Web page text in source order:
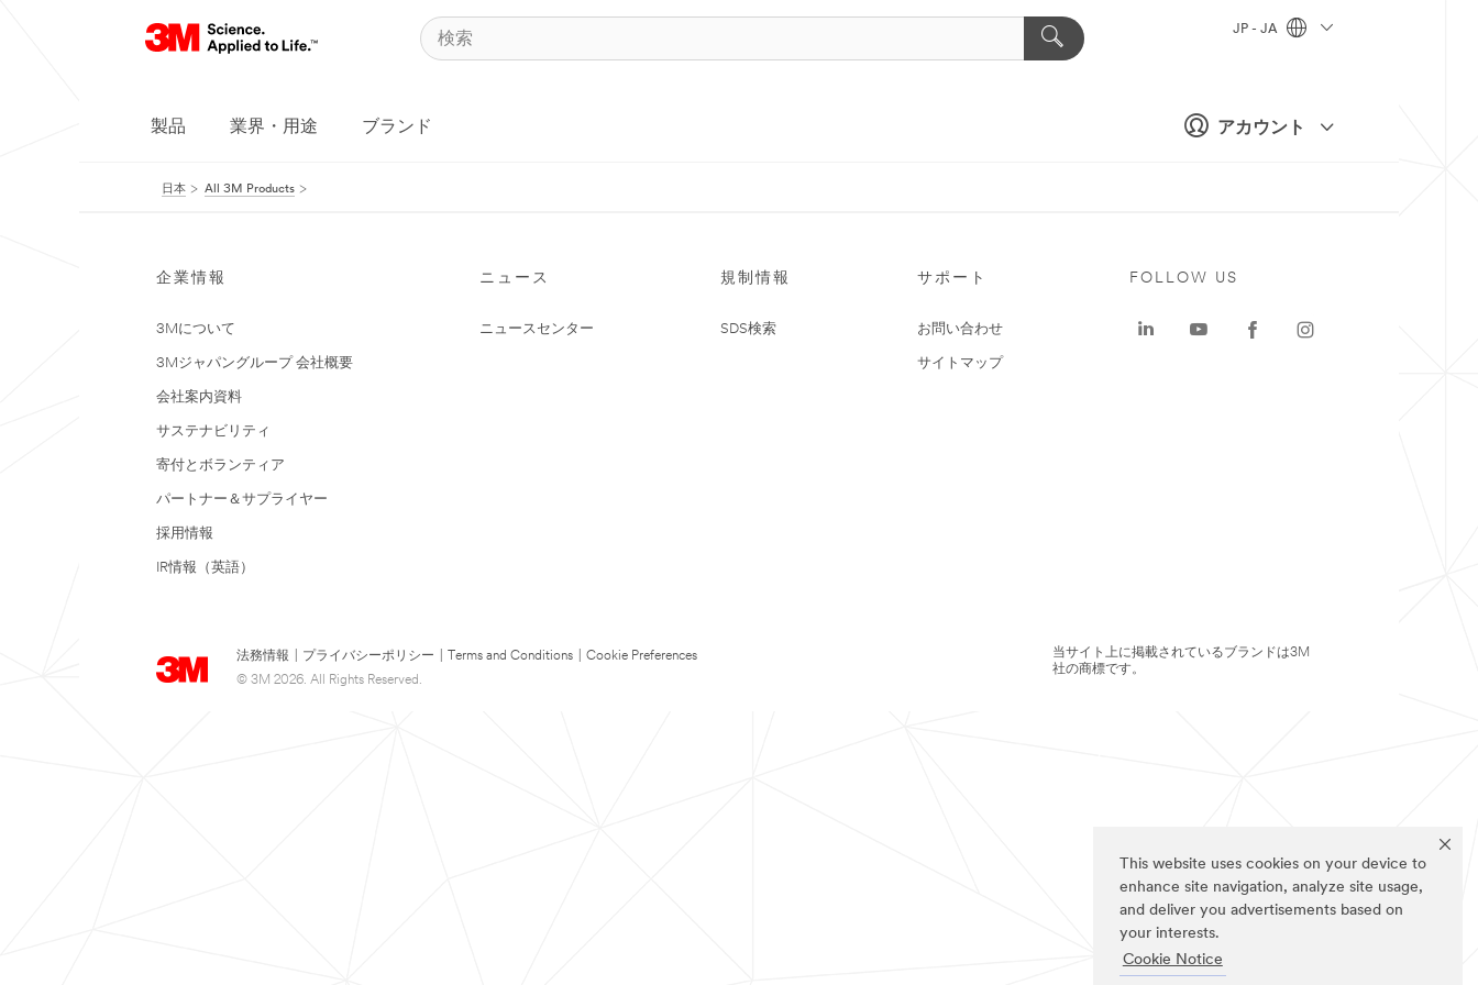
This website uses cookies on your device to
enhance site navigation, analyze site usage,
and deliver you advertisements based on
your interests.
Cookie Notice
アカウント
JP - JA
製品 業界・用途 ブランド
日本 All 3M Products
企業情報
3Mについて
3Mジャパングループ 会社概要
会社案内資料
サステナビリティ
寄付とボランティア
パートナー＆サプライヤー
採用情報
IR情報（英語）
ニュース
ニュースセンター
規制情報
SDS検索
サポート
お問い合わせ
サイトマップ
法務情報 プライバシーポリシー Terms and Conditions
Cookie Preferences
© 3M 2026. All Rights Reserved.
FOLLOW US
当サイト上に掲載されているブランドは3M
社の商標です。